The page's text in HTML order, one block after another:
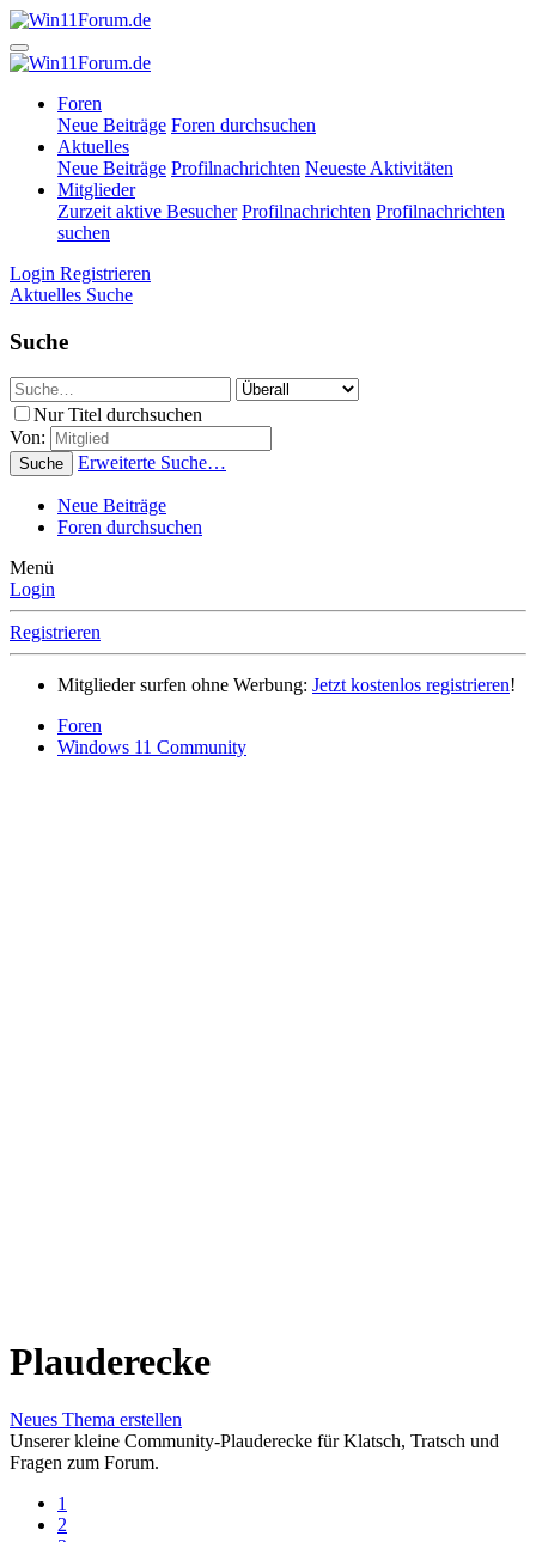
Foren
Neue Beiträge Foren durchsuchen
Aktuelles
Neue Beiträge Profilnachrichten Neueste Aktivitäten
Mitglieder
Zurzeit aktive Besucher Profilnachrichten Profilnachrichten
suchen
Login Registrieren
Aktuelles Suche
Suche
Nur Titel durchsuchen
Von:
Suche Erweiterte Suche…
Neue Beiträge
Foren durchsuchen
Menü
Login
Registrieren
Mitglieder surfen ohne Werbung: Jetzt kostenlos registrieren!
Foren
Windows 11 Community
Plauderecke
Neues Thema erstellen
Unserer kleine Community-Plauderecke für Klatsch, Tratsch und
Fragen zum Forum.
1
2